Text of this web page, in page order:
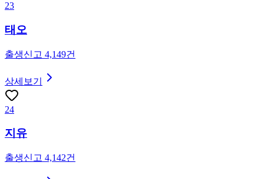
23
태오
출생신고 4,149건
상세보기
24
지유
출생신고 4,142건